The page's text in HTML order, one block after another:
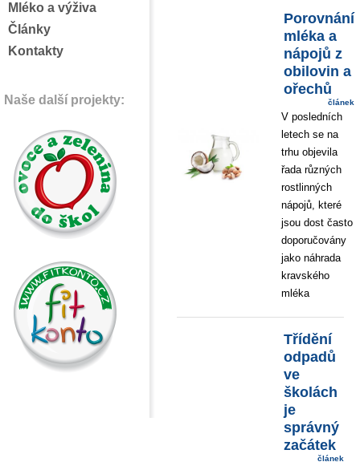
Mléko a výživa
Články
Kontakty
Naše další projekty:
Porovnání
mléka a
nápojů z
obilovin a
ořechů
článek
V posledních
letech se na
trhu objevila
řada různých
rostlinných
nápojů, které
jsou dost často
doporučovány
jako náhrada
kravského
mléka
Třídění
odpadů
ve
školách
je
správný
začátek
článek